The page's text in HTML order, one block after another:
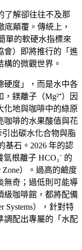
了解卻往往不及那
底顛覆。傳統上，
單的軟硬水指標來
會）即將推行的「進
構的微觀世界。
硬度」，而是水中各
鎂離子（Mg²⁺）因
化地與咖啡中的綠原
咖啡的水果酸值與花
引出碳水化合物與脂
基石。2026 年的認
根離子 HCO₃⁻ 的
）。過高的鹼度
無奇；過低則可能導
級咖啡館，都將配備
Systems），針對特
調配出專屬的「水配